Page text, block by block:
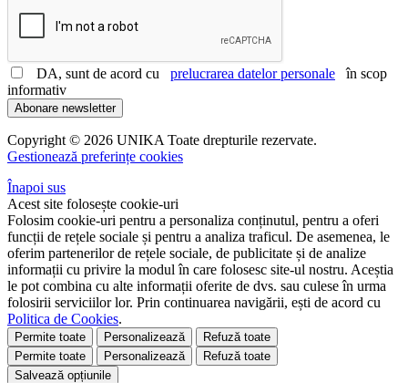
DA, sunt de acord cu prelucrarea datelor personale în scop
informativ
Abonare newsletter
Copyright © 2026 UNIKA Toate drepturile rezervate.
Gestionează preferințe cookies
Înapoi sus
Acest site folosește cookie-uri
Folosim cookie-uri pentru a personaliza conținutul, pentru a oferi
funcții de rețele sociale și pentru a analiza traficul. De asemenea, le
oferim partenerilor de rețele sociale, de publicitate și de analize
informații cu privire la modul în care folosesc site-ul nostru. Aceștia
le pot combina cu alte informații oferite de dvs. sau culese în urma
folosirii serviciilor lor. Prin continuarea navigării, ești de acord cu
Politica de Cookies.
Permite toate Personalizează
Refuză toate
Permite toate
Personalizează
Refuză toate
Salvează opțiunile